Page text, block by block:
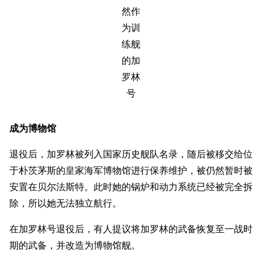
然作
为训
练舰
的加
罗林
号
成为博物馆
退役后，加罗林被列入国家历史舰队名录，随后被移交给位
于朴茨茅斯的皇家海军博物馆进行保养维护，被仍然暂时被
安置在贝尔法斯特。此时她的锅炉和动力系统已经被完全拆
除，所以她无法独立航行。
在加罗林号退役后，有人提议将加罗林的武备恢复至一战时
期的武备，并改造为博物馆舰。